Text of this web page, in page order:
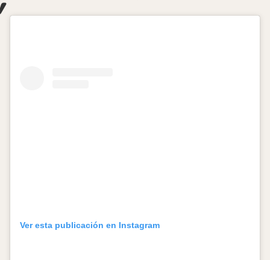
Ver esta publicación en Instagram